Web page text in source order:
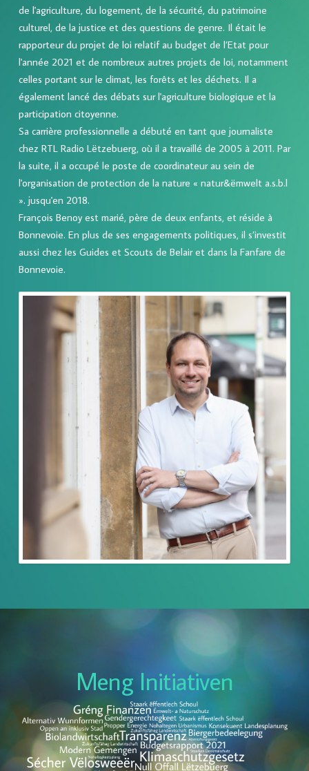
de l'agriculture, du logement, de la sécurité, du patrimoine
culturel, de la justice et des questions de genre. Il était le
rapporteur du projet de loi relatif au budget de l’Etat pour
l'année 2021 et de nombreux autres projets de loi, notamment
celles portant sur le climat, les forêts et les déchets. Il a
également lancé des débats sur l'agriculture biologique et la
participation citoyenne.
Sa carrière professionnelle a débuté en tant que journaliste
chez RTL Radio Lëtzebuerg, où il a travaillé de 2005 à 2011. Par
la suite, il a occupé le poste de coordinateur au sein de
l'organisation de protection de la nature « natur&ëmwelt a.s.b.l
». jusqu'en 2018.
François Benoy est marié, père de deux enfants, et réside à
Bonnevoie. En plus de ses engagements politiques, il s’investit
aussi chez les Guides et Scouts de Belair et dans la Fanfare de
Bonnevoie.
Meng Initiativen